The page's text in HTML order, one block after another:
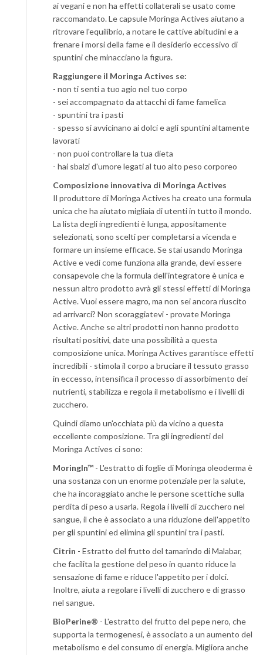
ai vegani e non ha effetti collaterali se usato come
raccomandato. Le capsule Moringa Actives aiutano a
ritrovare l'equilibrio, a notare le cattive abitudini e a
frenare i morsi della fame e il desiderio eccessivo di
spuntini che minacciano la figura.
Raggiungere il Moringa Actives se:
- non ti senti a tuo agio nel tuo corpo
- sei accompagnato da attacchi di fame famelica
- spuntini tra i pasti
- spesso si avvicinano ai dolci e agli spuntini altamente
lavorati
- non puoi controllare la tua dieta
- hai sbalzi d'umore legati al tuo alto peso corporeo
Composizione innovativa di Moringa Actives
Il produttore di Moringa Actives ha creato una formula
unica che ha aiutato migliaia di utenti in tutto il mondo.
La lista degli ingredienti è lunga, appositamente
selezionati, sono scelti per completarsi a vicenda e
formare un insieme efficace. Se stai usando Moringa
Active e vedi come funziona alla grande, devi essere
consapevole che la formula dell'integratore è unica e
nessun altro prodotto avrà gli stessi effetti di Moringa
Active. Vuoi essere magro, ma non sei ancora riuscito
ad arrivarci? Non scoraggiatevi - provate Moringa
Active. Anche se altri prodotti non hanno prodotto
risultati positivi, date una possibilità a questa
composizione unica. Moringa Actives garantisce effetti
incredibili - stimola il corpo a bruciare il tessuto grasso
in eccesso, intensifica il processo di assorbimento dei
nutrienti, stabilizza e regola il metabolismo e i livelli di
zucchero.
Quindi diamo un'occhiata più da vicino a questa
eccellente composizione. Tra gli ingredienti del
Moringa Actives ci sono:
MoringIn™ - L'estratto di foglie di Moringa oleoderma è
una sostanza con un enorme potenziale per la salute,
che ha incoraggiato anche le persone scettiche sulla
perdita di peso a usarla. Regola i livelli di zucchero nel
sangue, il che è associato a una riduzione dell'appetito
per gli spuntini ed elimina gli spuntini tra i pasti.
Citrin - Estratto del frutto del tamarindo di Malabar,
che facilita la gestione del peso in quanto riduce la
sensazione di fame e riduce l'appetito per i dolci.
Inoltre, aiuta a regolare i livelli di zucchero e di grasso
nel sangue.
BioPerine® - L'estratto del frutto del pepe nero, che
supporta la termogenesi, è associato a un aumento del
metabolismo e del consumo di energia. Migliora anche